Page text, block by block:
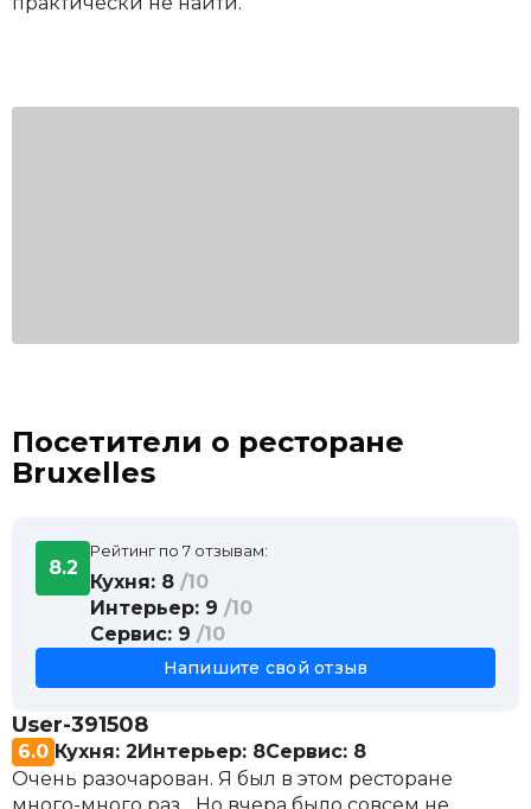
Посетители о ресторане
Bruxelles
8.2
Рейтинг по 7 отзывам:
Кухня: 8 /10
Интерьер: 9 /10
Сервис: 9 /10
Напишите свой отзыв
User-391508
6.0 Кухня: 2Интерьер: 8Сервис: 8
Очень разочарован. Я был в этом ресторане